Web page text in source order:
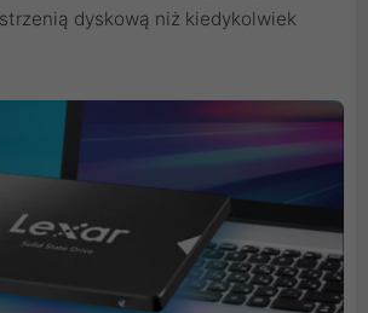
dyskową niż kiedykolwiek